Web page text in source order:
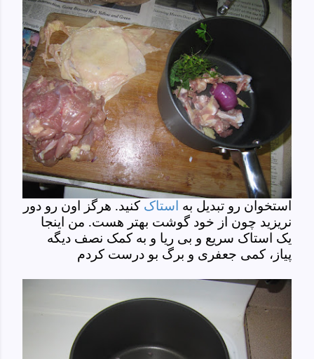
استخوان رو تبدیل به استاک کنید. هرگز اون رو دور
نریزید چون از خود گوشت بهتر هست. من اینجا
یک استاک سریع و بی ریا و به کمک نصف دیگه
پیاز، کمی جعفری و برگ بو درست کردم